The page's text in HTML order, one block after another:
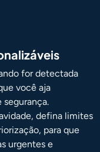
for detectada
você aja
defina limites
para que
urgentes e